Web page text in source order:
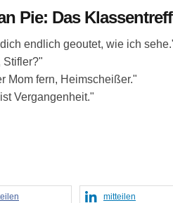
Pie: Das
endlich geoutet, wie ich
Stifler?"
Mom fern, Heimscheißer."
Vergangenheit."
mitteilen